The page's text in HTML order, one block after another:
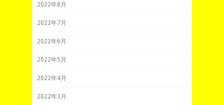
2022年8月
2022年7月
2022年6月
2022年5月
2022年4月
2022年3月